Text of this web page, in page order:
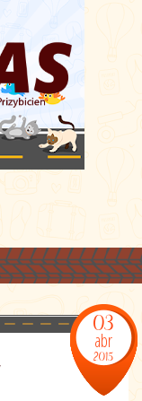
03
abr
2015